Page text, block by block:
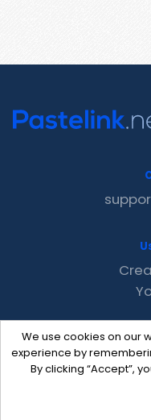
We use cookies on our
experience by
By clicking “Accept”,